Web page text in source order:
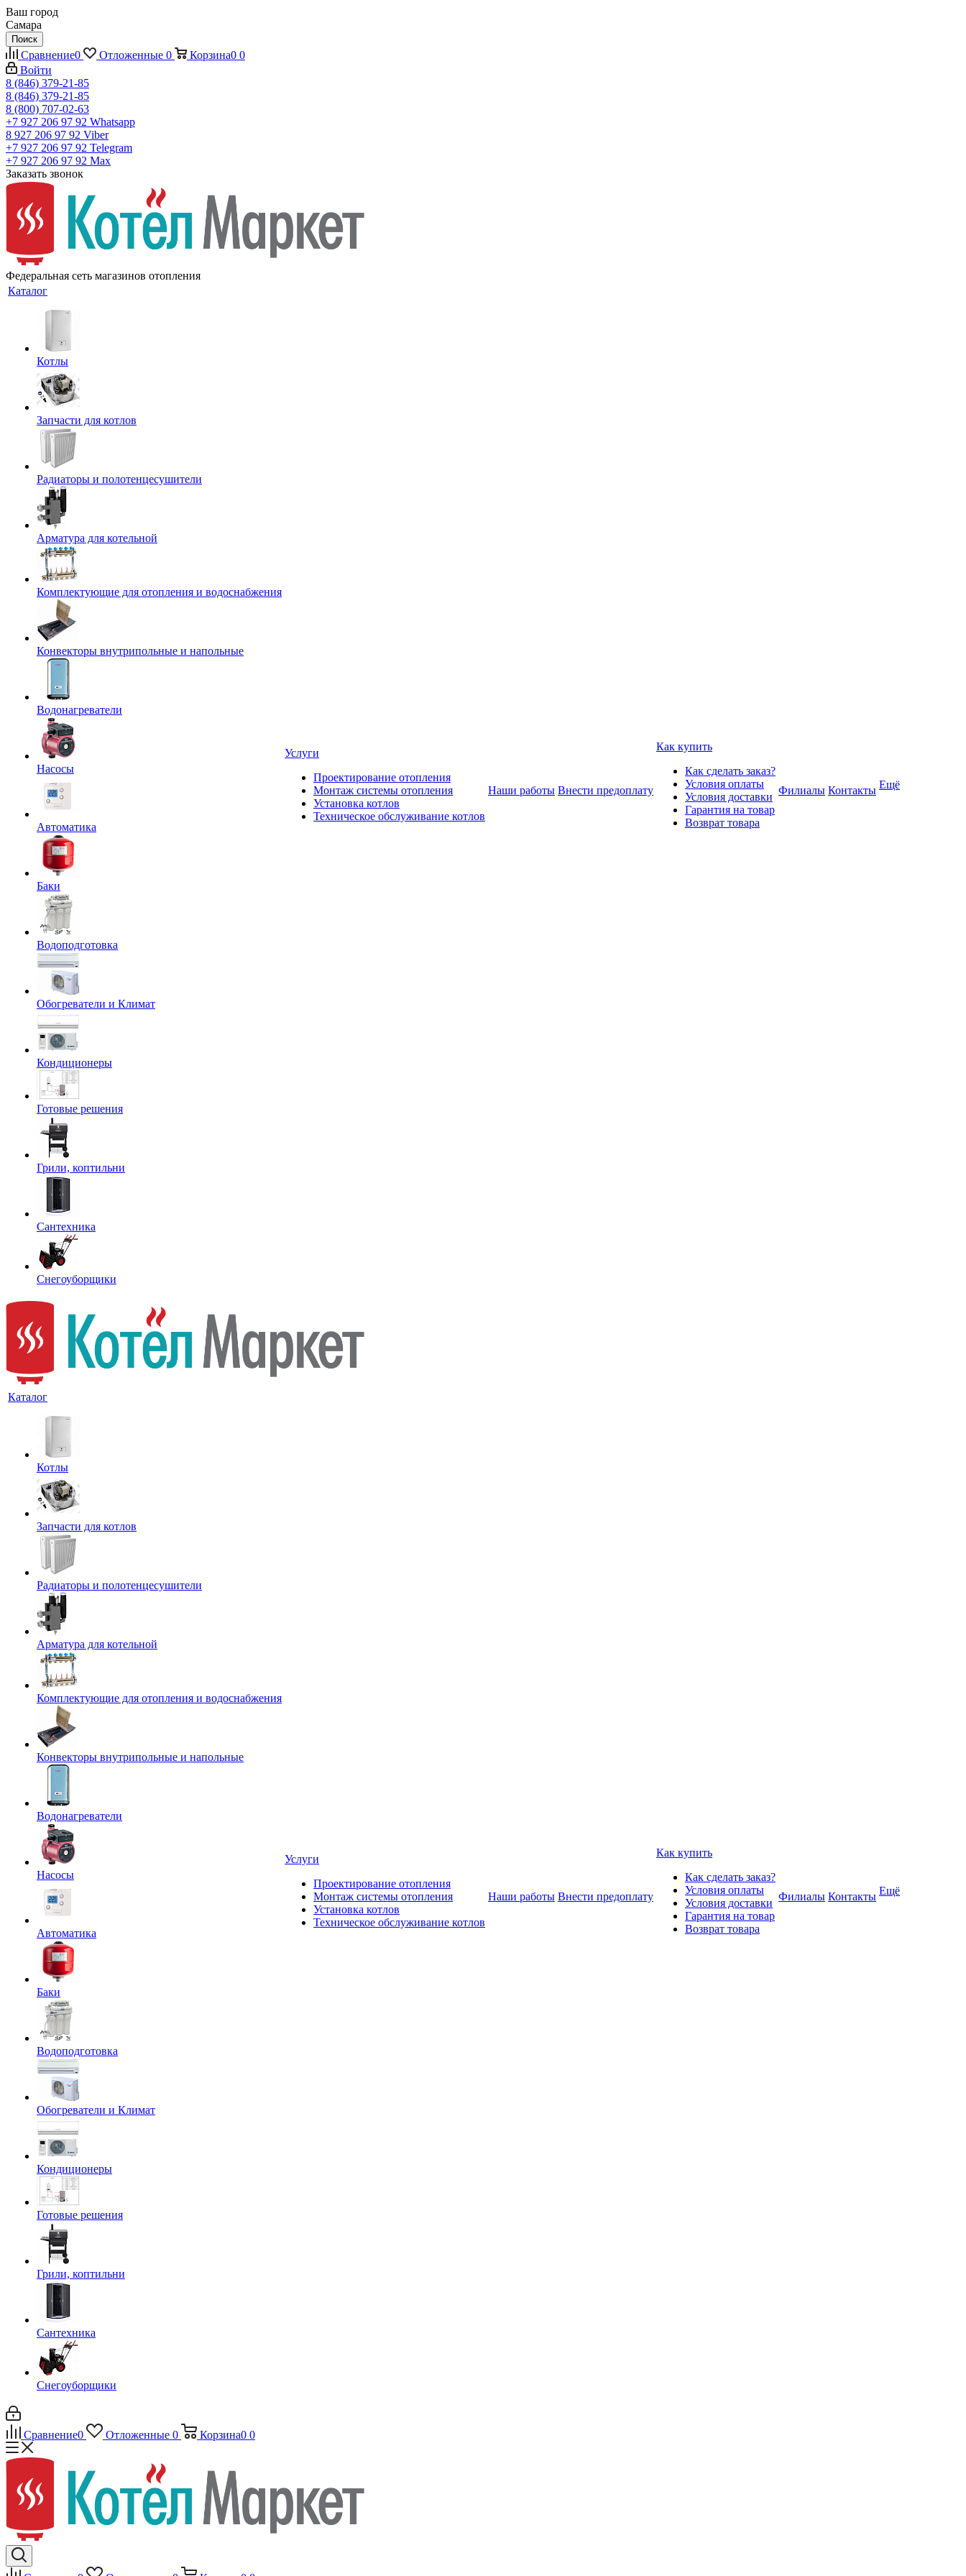
Ваш город
Самара
Поиск
Сравнение0 Отложенные 0 Корзина0 0
Войти
8 (846) 379-21-85
8 (846) 379-21-85
8 (800) 707-02-63
+7 927 206 97 92 Whatsapp
8 927 206 97 92 Viber
+7 927 206 97 92 Telegram
+7 927 206 97 92 Max
Заказать звонок
Федеральная сеть магазинов отопления
Каталог
Котлы
Запчасти для котлов
Радиаторы и полотенцесушители
Арматура для котельной
Комплектующие для отопления и водоснабжения
Конвекторы внутрипольные и напольные
Водонагреватели
Насосы
Автоматика
Баки
Водоподготовка
Обогреватели и Климат
Кондиционеры
Готовые решения
Грили, коптильни
Сантехника
Снегоуборщики
Услуги
Проектирование отопления
Монтаж системы отопления
Установка котлов
Техническое обслуживание котлов
Наши работы Внести предоплату
Как купить
Как сделать заказ?
Условия оплаты
Условия доставки
Гарантия на товар
Возврат товара
Филиалы Контакты Ещё
Каталог
Котлы
Запчасти для котлов
Радиаторы и полотенцесушители
Арматура для котельной
Комплектующие для отопления и водоснабжения
Конвекторы внутрипольные и напольные
Водонагреватели
Насосы
Автоматика
Баки
Водоподготовка
Обогреватели и Климат
Кондиционеры
Готовые решения
Грили, коптильни
Сантехника
Снегоуборщики
Услуги
Проектирование отопления
Монтаж системы отопления
Установка котлов
Техническое обслуживание котлов
Наши работы Внести предоплату
Как купить
Как сделать заказ?
Условия оплаты
Условия доставки
Гарантия на товар
Возврат товара
Филиалы Контакты Ещё
Сравнение0 Отложенные 0 Корзина0 0